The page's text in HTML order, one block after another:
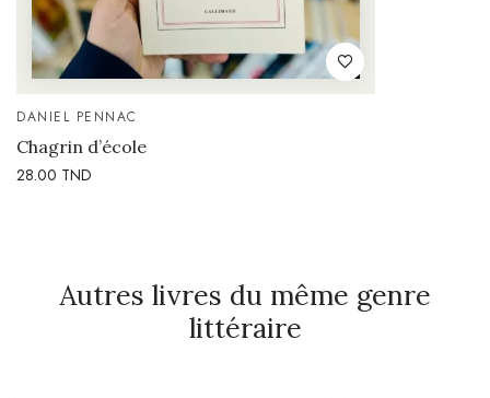
DANIEL PENNAC
Chagrin d’école
28.00 TND
Autres livres du même genre
littéraire